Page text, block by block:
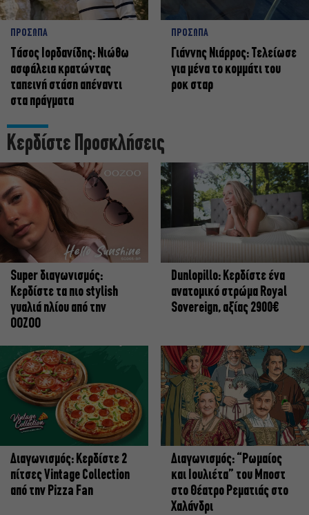
ΠΡΟΣΩΠΑ
Tάσος Ιορδανίδης: Νιώθω
ασφάλεια κρατώντας
ταπεινή στάση απέναντι
στα πράγματα
ΠΡΟΣΩΠΑ
Γιάννης Νιάρρος: Τελείωσε
για μένα το κομμάτι του
ροκ σταρ
Κερδίστε Προσκλήσεις
Super διαγωνισμός:
Κερδίστε τα πιο stylish
γυαλιά ηλίου από την
OOZOO
Dunlopillo: Κερδίστε ένα
ανατομικό στρώμα Royal
Sovereign, αξίας 2900€
Διαγωνισμός: Κερδίστε 2
πίτσες Vintage Collection
από την Pizza Fan
Διαγωνισμός: “Ρωμαίος
και Ιουλιέτα” του Μποστ
στο Θέατρο Ρεματιάς στο
Χαλάνδρι